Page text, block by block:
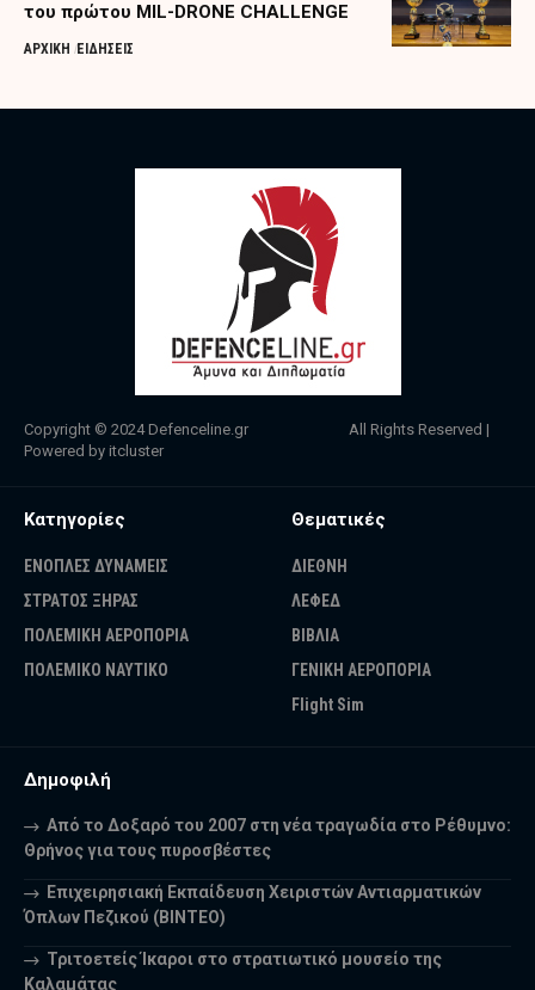
του πρώτου MIL-DRONE CHALLENGE
ΑΡΧΙΚΗ ΕΙΔΗΣΕΙΣ
Copyright © 2024 Defenceline.gr All Rights Reserved |
Powered by itcluster
Κατηγορίες
ΕΝΟΠΛΕΣ ΔΥΝΑΜΕΙΣ
ΣΤΡΑΤΟΣ ΞΗΡΑΣ
ΠΟΛΕΜΙΚΗ ΑΕΡΟΠΟΡΙΑ
ΠΟΛΕΜΙΚΟ ΝΑΥΤΙΚΟ
Θεματικές
ΔΙΕΘΝΗ
ΛΕΦΕΔ
ΒΙΒΛΙΑ
ΓΕΝΙΚΗ ΑΕΡΟΠΟΡΙΑ
Flight Sim
Δημοφιλή
Από το Δοξαρό του 2007 στη νέα τραγωδία στο Ρέθυμνο:
Θρήνος για τους πυροσβέστες
Επιχειρησιακή Εκπαίδευση Χειριστών Αντιαρματικών
Όπλων Πεζικού (ΒΙΝΤΕΟ)
Τριτοετείς Ίκαροι στο στρατιωτικό μουσείο της
Καλαμάτας